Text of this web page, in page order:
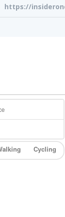
https://
Cycling